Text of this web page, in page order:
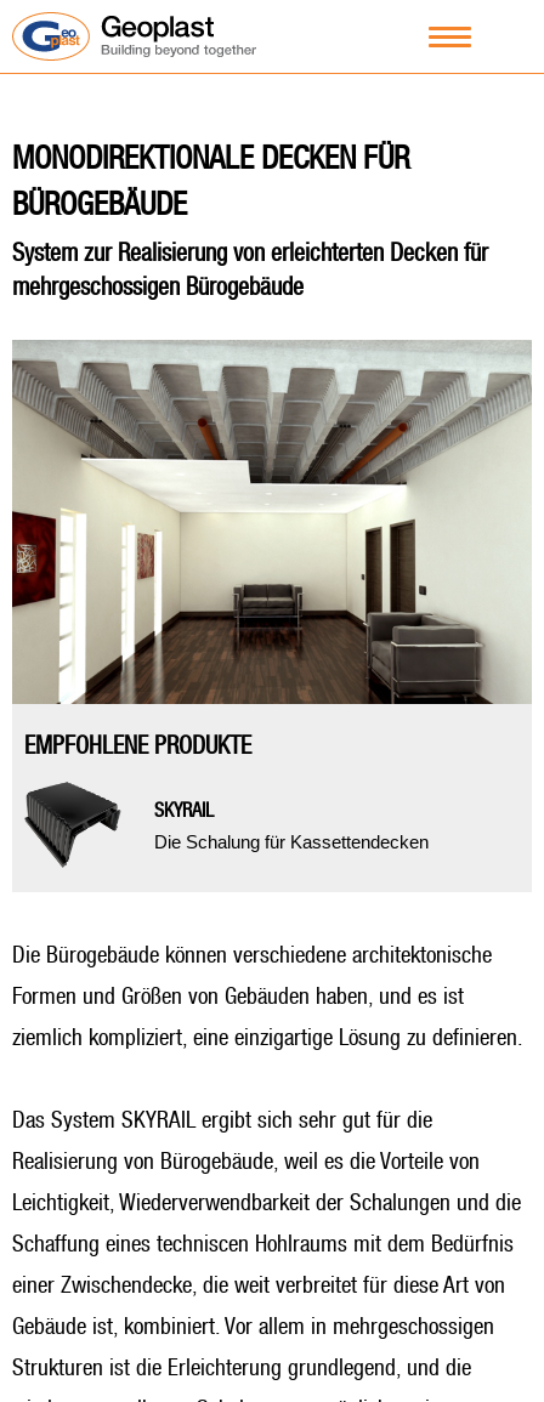
MONODIREKTIONALE DECKEN FÜR
BÜROGEBÄUDE
System zur Realisierung von erleichterten Decken für
mehrgeschossigen Bürogebäude
EMPFOHLENE PRODUKTE
SKYRAIL
Die Schalung für Kassettendecken
Die Bürogebäude können verschiedene architektonische
Formen und Größen von Gebäuden haben, und es ist
ziemlich kompliziert, eine einzigartige Lösung zu definieren.
Das System SKYRAIL ergibt sich sehr gut für die
Realisierung von Bürogebäude, weil es die Vorteile von
Leichtigkeit, Wiederverwendbarkeit der Schalungen und die
Schaffung eines techniscen Hohlraums mit dem Bedürfnis
einer Zwischendecke, die weit verbreitet für diese Art von
Gebäude ist, kombiniert. Vor allem in mehrgeschossigen
Strukturen ist die Erleichterung grundlegend, und die